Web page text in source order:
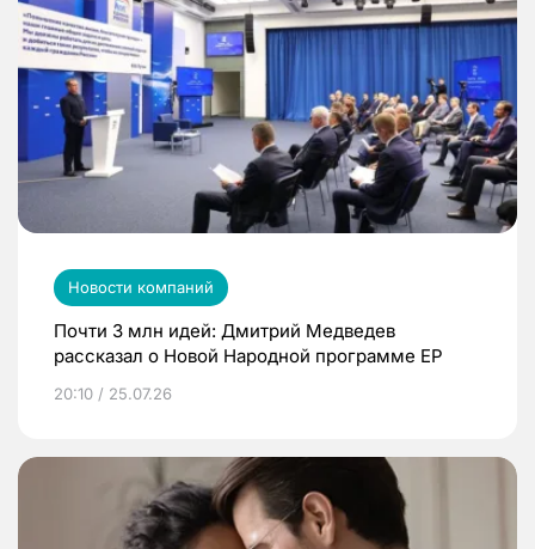
Новости компаний
Почти 3 млн идей: Дмитрий Медведев
рассказал о Новой Народной программе ЕР
20:10 / 25.07.26